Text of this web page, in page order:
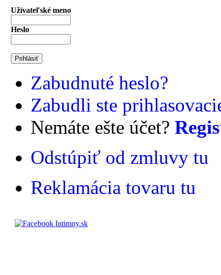
Užívateľské meno
Heslo
Zabudnuté heslo?
Zabudli ste
Nemáte ešte účet?
Odstúpiť od zmluvy tu
Reklamácia tovaru tu